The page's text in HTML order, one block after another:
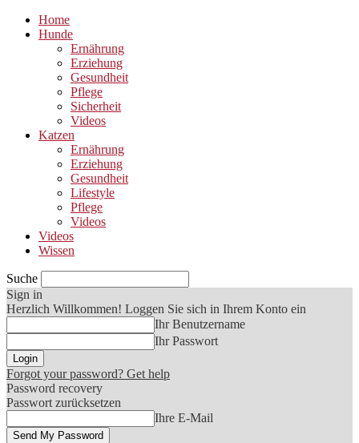
Home
Hunde
Ernährung
Erziehung
Gesundheit
Pflege
Sicherheit
Videos
Katzen
Ernährung
Erziehung
Gesundheit
Lifestyle
Pflege
Videos
Videos
Wissen
Suche
Sign in
Herzlich Willkommen! Loggen Sie sich in Ihrem Konto ein
Ihr Benutzername
Ihr Passwort
Forgot your password? Get help
Password recovery
Passwort zurücksetzen
Ihre E-Mail